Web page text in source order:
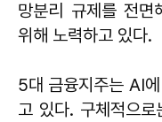
망분리 규제를 전면
위해 노력하고 있다.
5대 금융지주는 AI
고 있다. 구체적으